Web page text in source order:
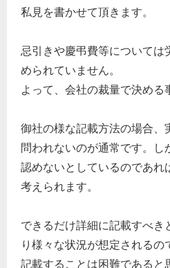
私見を書かせて頂きます。
忌引きや慶弔費等については
められていません。
よって、会社の裁量で決める
御社の様な記載方法の場合、
問われないのが通常です。し
認めないとしているのであれ
考えられます。
できるだけ詳細に記載すべき
り様々な状況が想定されるの
記載することは困難であると